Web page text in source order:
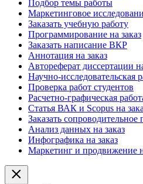
Подбор темы работы
Маркетинговое
Заказать учебную работу
Программирование на заказ
Заказать написание ВКР
Аннотация на заказ
Автореферат диссертации
Научно-исследовательская
Проверка работ студентов
Расчетно-графическая
Статья ВАК и Scopus на
Заказать сопроводительное
Анализ данных на заказ
Инфографика на заказ
Маркетинг и продвижение